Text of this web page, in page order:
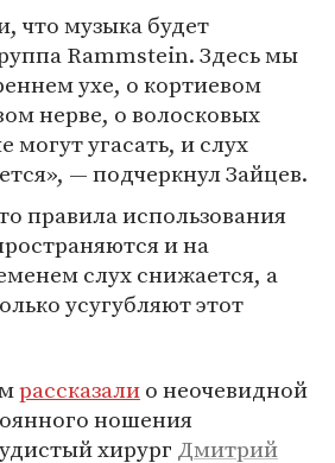
что музыка будет
Rammstein. Здесь мы
ухе, о кортиевом
нерве, о волосковых
могут угасать, и слух
— подчеркнул Зайцев.
правила использования
и на
слух снижается, а
усугубляют этот
рассказалио неочевидной
ношения
хирург Дмитрий